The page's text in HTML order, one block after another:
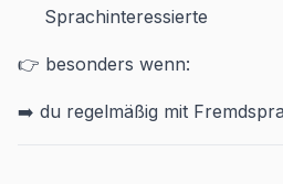
Sprachinteressierte
👉 besonders wenn:
➡️ du regelmäßig mit